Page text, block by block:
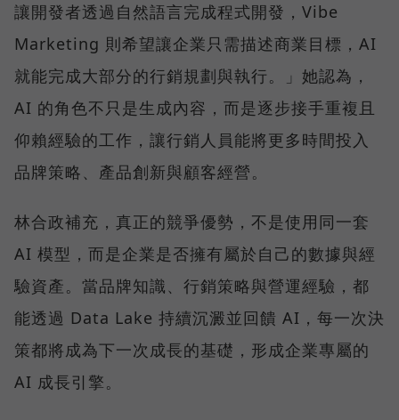
讓開發者透過自然語言完成程式開發，Vibe
Marketing 則希望讓企業只需描述商業目標，AI
就能完成大部分的行銷規劃與執行。」她認為，
AI 的角色不只是生成內容，而是逐步接手重複且
仰賴經驗的工作，讓行銷人員能將更多時間投入
品牌策略、產品創新與顧客經營。
林合政補充，真正的競爭優勢，不是使用同一套
AI 模型，而是企業是否擁有屬於自己的數據與經
驗資產。當品牌知識、行銷策略與營運經驗，都
能透過 Data Lake 持續沉澱並回饋 AI，每一次決
策都將成為下一次成長的基礎，形成企業專屬的
AI 成長引擎。